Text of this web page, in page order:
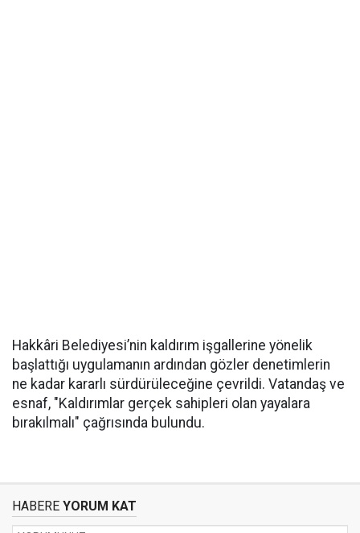
Hakkâri Belediyesi’nin kaldırım işgallerine yönelik
başlattığı uygulamanın ardından gözler denetimlerin
ne kadar kararlı sürdürüleceğine çevrildi. Vatandaş ve
esnaf, "Kaldırımlar gerçek sahipleri olan yayalara
bırakılmalı" çağrısında bulundu.
HABERE YORUM KAT